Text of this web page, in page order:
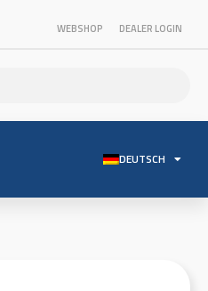
WEBSHOP DEALER LOGIN
DEUTSCH